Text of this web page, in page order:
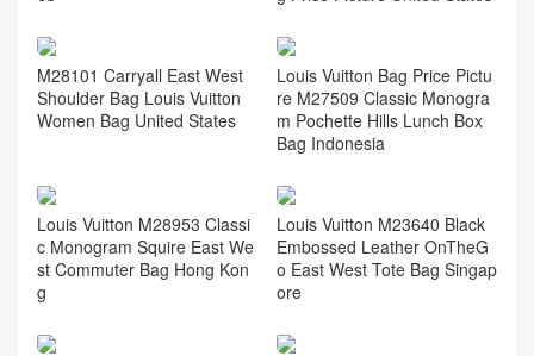
M28101 Carryall East West
Shoulder Bag Louis Vuitton
Women Bag United States
Louis Vuitton Bag Price Pictu
re M27509 Classic Monogra
m Pochette Hills Lunch Box
Bag Indonesia
Louis Vuitton M28953 Classi
c Monogram Squire East We
st Commuter Bag Hong Kon
g
Louis Vuitton M23640 Black
Embossed Leather OnTheG
o East West Tote Bag Singap
ore